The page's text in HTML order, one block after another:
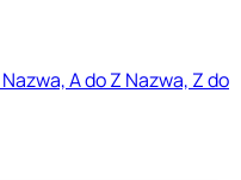
Nazwa, A do Z Nazwa, Z do